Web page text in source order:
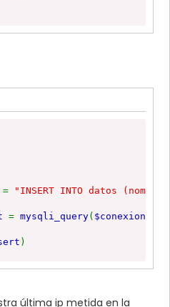
a la Base Datos: ("
.$mysqli-
= "INSERT INTO datos
= mysqli_query( $conexion
)
última ip metida en la